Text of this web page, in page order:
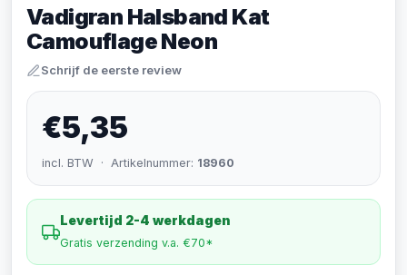
Vadigran Halsband Kat
Camouflage Neon
Schrijf de eerste review
€5,35
incl. BTW · Artikelnummer: 18960
Levertijd 2-4 werkdagen
Gratis verzending v.a. €70*